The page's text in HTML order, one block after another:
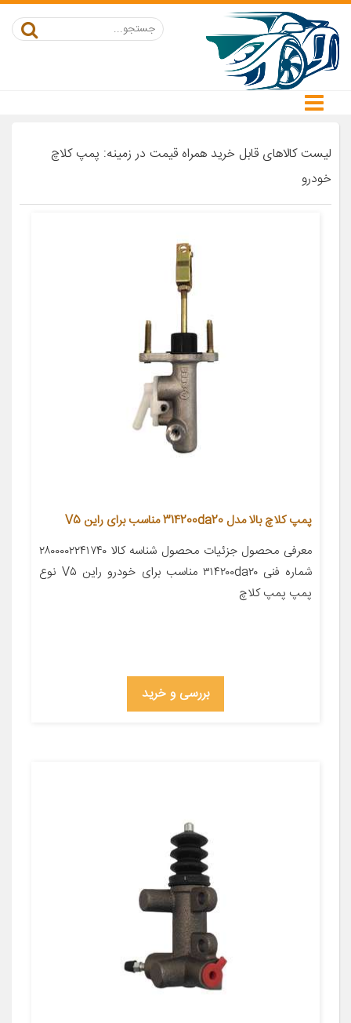
لیست کالاهای قابل خرید همراه قیمت در زمینه: پمپ کلاچ
خودرو
پمپ کلاچ بالا مدل 314200da20 مناسب برای راین V5
معرفی محصول جزئیات محصول شناسه کالا ۲۸۰۰۰۰۲۲۴۱۷۴۰
شماره فنی ۳۱۴۲۰۰da۲۰ مناسب برای خودرو راین V۵ نوع
پمپ پمپ کلاچ
بررسی و خرید